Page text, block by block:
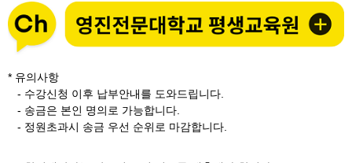
* 유의사항
- 수강신청 이후 납부안내를 도와드립니다.
- 송금은 본인 명의로 가능합니다.
- 정원초과시 송금 우선 순위로 마감합니다.